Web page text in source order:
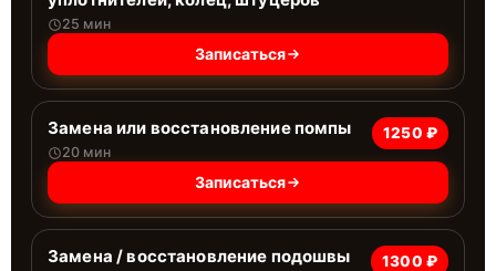
25 мин
Записаться
Замена или восстановление помпы
20 мин
1250 ₽
Записаться
Замена / восстановление подошвы 1300 ₽